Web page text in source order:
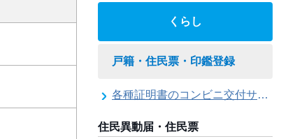
くらし
戸籍・住民票・印鑑登録
各種証明書のコンビニ交付サービス
住民異動届・住民票